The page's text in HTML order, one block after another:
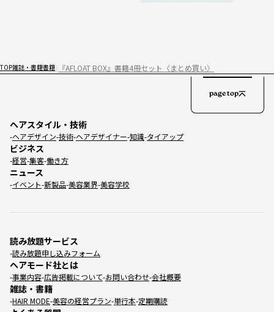
TOP雑誌・書籍書籍 『AFLOAT BOX』書籍4冊セット〈まとめ買い〉
ヘアスタイル・技術
ヘアデザイン 技術 ヘアデザイナー 知識 タイアップ
ビジネス
経営 集客 働き方
ニュース
イベント 新製品 美容業界 美容学校
読み放題サービス
読み放題申し込みフォーム
ヘアモード社とは
事業内容 広告掲載について お問い合わせ 会社概要
雑誌・書籍
HAIR MODE 美容の経営プラン 単行本 定期購読
page top